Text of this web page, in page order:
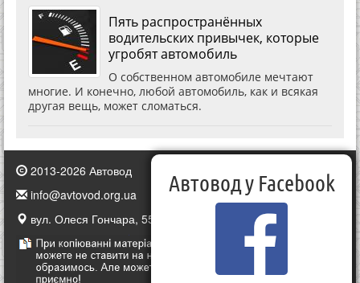
Пять распространённых
водительских привычек, которые
угробят автомобиль
О собственном автомобиле мечтают
многие. И конечно, любой автомобиль, как и всякая
другая вещь, может сломаться.
2013-2026 Автовод
info@avtovod.org.ua
вул. Олеся Гончара, 55, Київ, Україна
Автовод у Facebook